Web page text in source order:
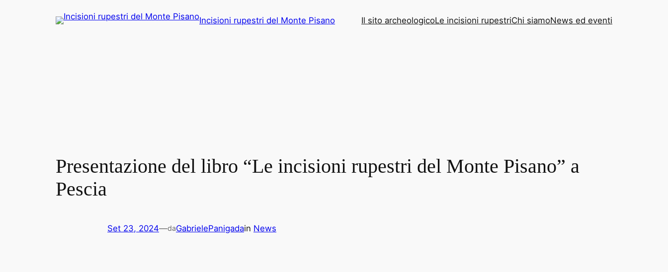
Incisioni rupestri del Monte Pisano Il sito archeologicoLe incisioni rupestriChi siamoNews ed eventi
Presentazione del libro “Le incisioni rupestri del Monte Pisano” a
Pescia
Set 23, 2024—daGabrielePanigadain News